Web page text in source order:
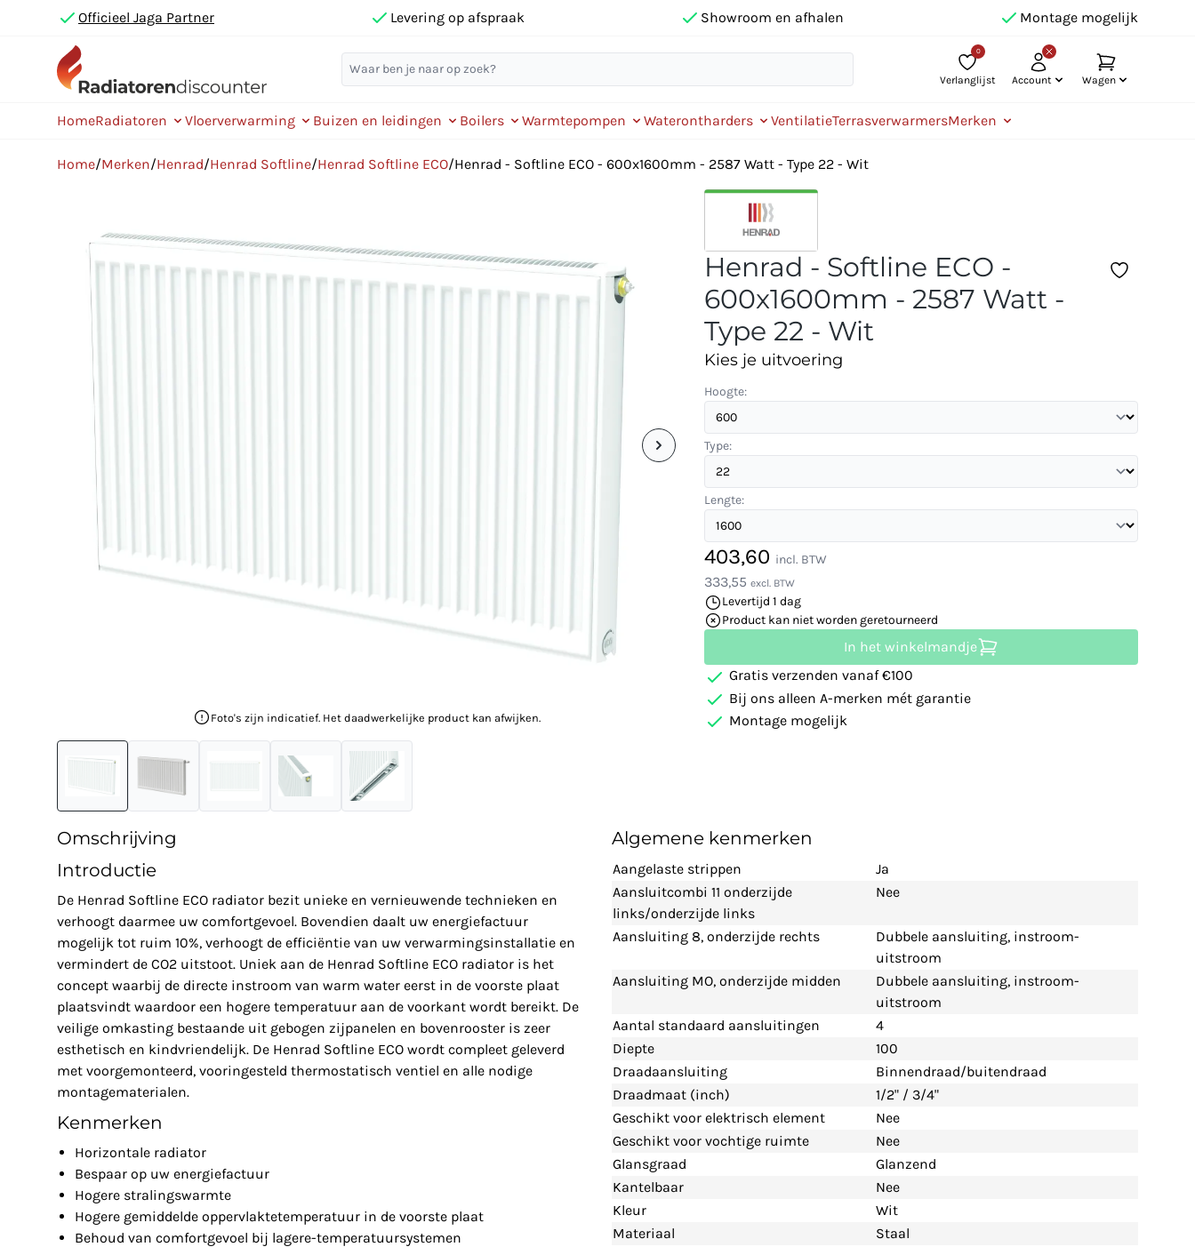
Officieel Jaga Partner Levering op afspraak Showroom en afhalen Montage mogelijk
0
Verlanglijst Account Wagen
HomeRadiatoren Vloerverwarming Buizen en leidingen Boilers Warmtepompen Waterontharders VentilatieTerrasverwarmersMerken
Home/Merken/Henrad/Henrad Softline/Henrad Softline ECO/Henrad - Softline ECO - 600x1600mm - 2587 Watt - Type 22 - Wit
Foto's zijn indicatief. Het daadwerkelijke product kan afwijken.
Henrad - Softline ECO -
600x1600mm - 2587 Watt -
Type 22 - Wit
Kies je uitvoering
Hoogte:
Type:
Lengte:
403,60 incl. BTW
333,55 excl. BTW
Levertijd 1 dag
Product kan niet worden geretourneerd
In het winkelmandje
Gratis verzenden vanaf €100
Bij ons alleen A-merken mét garantie
Montage mogelijk
Omschrijving
Introductie
De Henrad Softline ECO radiator bezit unieke en vernieuwende technieken en
verhoogt daarmee uw comfortgevoel. Bovendien daalt uw energiefactuur
mogelijk tot ruim 10%, verhoogt de efficiëntie van uw verwarmingsinstallatie en
vermindert de CO2 uitstoot. Uniek aan de Henrad Softline ECO radiator is het
concept waarbij de directe instroom van warm water eerst in de voorste plaat
plaatsvindt waardoor een hogere temperatuur aan de voorkant wordt bereikt. De
veilige omkasting bestaande uit gebogen zijpanelen en bovenrooster is zeer
esthetisch en kindvriendelijk. De Henrad Softline ECO wordt compleet geleverd
met voorgemonteerd, vooringesteld thermostatisch ventiel en alle nodige
montagematerialen.
Kenmerken
Horizontale radiator
Bespaar op uw energiefactuur
Hogere stralingswarmte
Hogere gemiddelde oppervlaktetemperatuur in de voorste plaat
Behoud van comfortgevoel bij lagere-temperatuursystemen
Algemene kenmerken
Aangelaste strippen
Ja
Aansluitcombi 11 onderzijde
links/onderzijde links
Nee
Aansluiting 8, onderzijde rechts
Dubbele aansluiting, instroom-
uitstroom
Aansluiting MO, onderzijde midden
Dubbele aansluiting, instroom-
uitstroom
Aantal standaard aansluitingen
4
Diepte
100
Draadaansluiting
Binnendraad/buitendraad
Draadmaat (inch)
1/2" / 3/4"
Geschikt voor elektrisch element
Nee
Geschikt voor vochtige ruimte
Nee
Glansgraad
Glanzend
Kantelbaar
Nee
Kleur
Wit
Materiaal
Staal